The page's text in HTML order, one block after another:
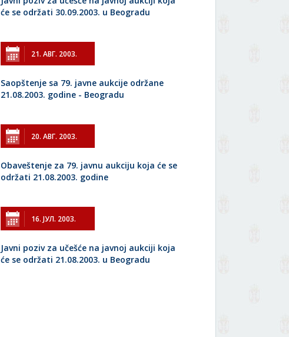
će se održati 30.09.2003. u Beogradu
21. АВГ. 2003.
Saopštenje sa 79. javne aukcije održane
21.08.2003. godine - Beogradu
20. АВГ. 2003.
Obaveštenje za 79. javnu aukciju koja će se
održati 21.08.2003. godine
16. ЈУЛ. 2003.
Javni poziv za učešće na javnoj aukciji koja
će se održati 21.08.2003. u Beogradu